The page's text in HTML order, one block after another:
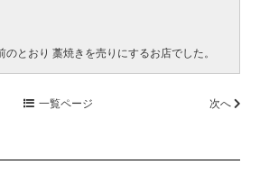
とおり 藁焼きを売りにするお店でした。
一覧ページ 次へ